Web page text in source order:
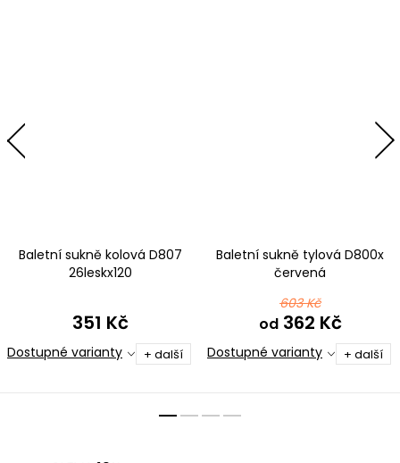
Baletní sukně kolová D807
26leskx120
351 Kč
Dostupné varianty + další
Baletní sukně tylová D800x
červená
603 Kč
od362 Kč
Dostupné varianty + další